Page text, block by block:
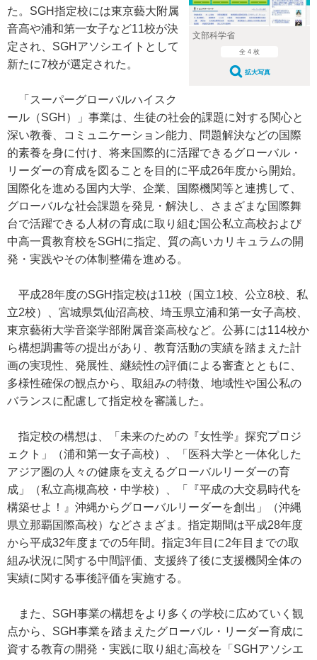
文部科学省
全 4 枚
拡大写真
た。SGH指定校には東京藝大附属
音高や浦和第一女子など11校が決
定され、SGHアソシエイトとして
新たに7校が選定された。
「スーパーグローバルハイスク
ール（SGH）」事業は、生徒の社会的課題に対する関心と
深い教養、コミュニケーション能力、問題解決などの国際
的素養を身に付け、将来国際的に活躍できるグローバル・
リーダーの育成を図ることを目的に平成26年度から開始。
国際化を進める国内大学、企業、国際機関等と連携して、
グローバルな社会課題を発見・解決し、さまざまな国際舞
台で活躍できる人材の育成に取り組む国公私立高校および
中高一貫教育校をSGHに指定、質の高いカリキュラムの開
発・実践やその体制整備を進める。
平成28年度のSGH指定校は11校（国立1校、公立8校、私
立2校）、宮城県気仙沼高校、埼玉県立浦和第一女子高校、
東京藝術大学音楽学部附属音楽高校など。公募には114校か
ら構想調書等の提出があり、教育活動の実績を踏まえた計
画の実現性、発展性、継続性の評価による審査とともに、
多様性確保の観点から、取組みの特徴、地域性や国公私の
バランスに配慮して指定校を審議した。
指定校の構想は、「未来のための『女性学』探究プロジ
ェクト」（浦和第一女子高校）、「医科大学と一体化した
アジア圏の人々の健康を支えるグローバルリーダーの育
成」（私立高槻高校・中学校）、「『平成の大交易時代を
構築せよ！』沖縄からグローバルリーダーを創出」（沖縄
県立那覇国際高校）などさまざま。指定期間は平成28年度
から平成32年度までの5年間。指定3年目に2年目までの取
組み状況に関する中間評価、支援終了後に支援機関全体の
実績に関する事後評価を実施する。
また、SGH事業の構想をより多くの学校に広めていく観
点から、SGH事業を踏まえたグローバル・リーダー育成に
資する教育の開発・実践に取り組む高校を「SGHアソシエ